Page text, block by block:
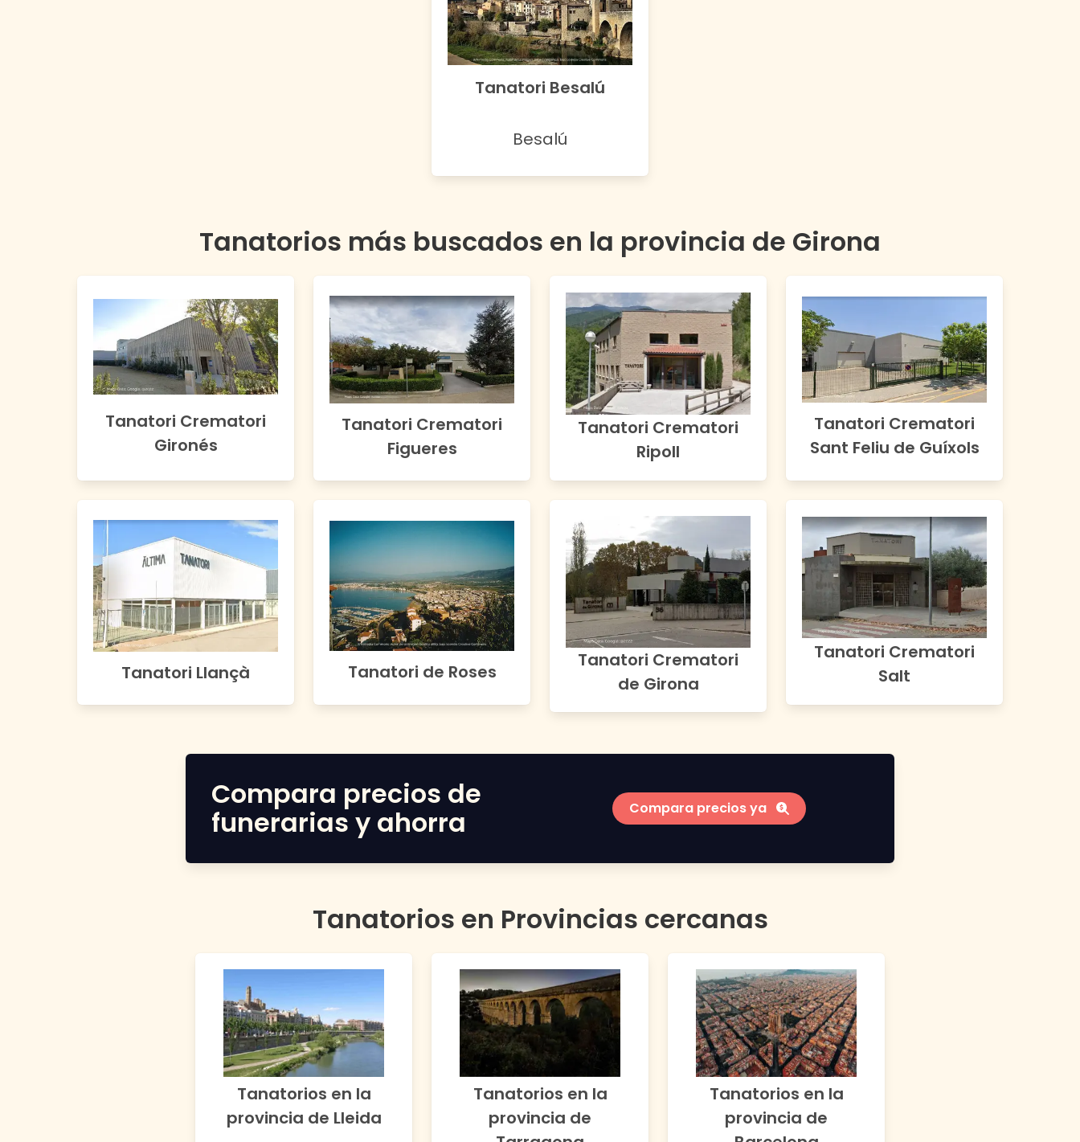
Tanatori Besalú
Besalú
Tanatorios más buscados en la provincia de Girona
Tanatori Crematori
Gironés
Tanatori Crematori
Figueres
Tanatori Crematori
Ripoll
Tanatori Crematori
Sant Feliu de Guíxols
Tanatori Llançà Tanatori de Roses
Tanatori Crematori
de Girona
Tanatori Crematori
Salt
Compara precios de
funerarias y ahorra
Compara precios ya
Tanatorios en Provincias cercanas
Tanatorios en la
provincia de Lleida
Tanatorios en la
provincia de
Tanatorios en la
provincia de